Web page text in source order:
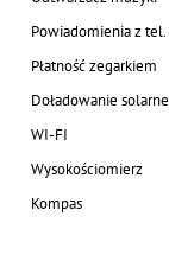
Powiadomienia z tel.
Płatność zegarkiem
Doładowanie solarne
WI-FI
Wysokościomierz
Kompas